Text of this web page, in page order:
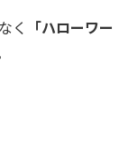
く
「ハローワー